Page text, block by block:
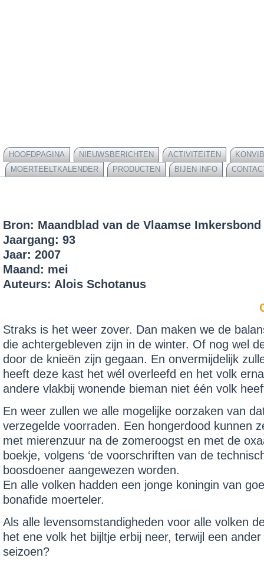
HOOFDPAGINA NIEUWSBERICHTEN ACTIVITEITEN
KONVIB
MOERTEELTKALENDER
PRODUCTEN BIJEN INFO
Bron: Maandblad van de Vlaamse Imkersbond
Jaargang: 93
Jaar: 2007
Maand: mei
Auteurs: Alois Schotanus
Straks is het weer zover. Dan maken we de
die achtergebleven zijn in de winter. Of nog wel
door de knieën zijn gegaan. En onvermij­delijk
heeft deze kast het wél overleefd en het volk
andere vlakbij wonende bieman niet één volk
En weer zullen we alle mogelijke oorzaken van
verzegelde voorraden. Een hongerdood kunnen
met mieren­zuur na de zomeroogst en met de
boekje, volgens ‘de voorschriften van de
boosdoener aangewezen worden.
En alle volken hadden een jonge koningin van
bonafide moerteler.
Als alle levensomstandigheden voor alle volken
het ene volk het bijltje erbij neer, terwijl een
seizoen?